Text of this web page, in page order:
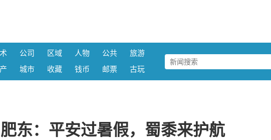
公司 区域 人物 公共
旅游
城市 收藏 钱币 邮票 古玩
东：平安过暑假，蜀黍来护航